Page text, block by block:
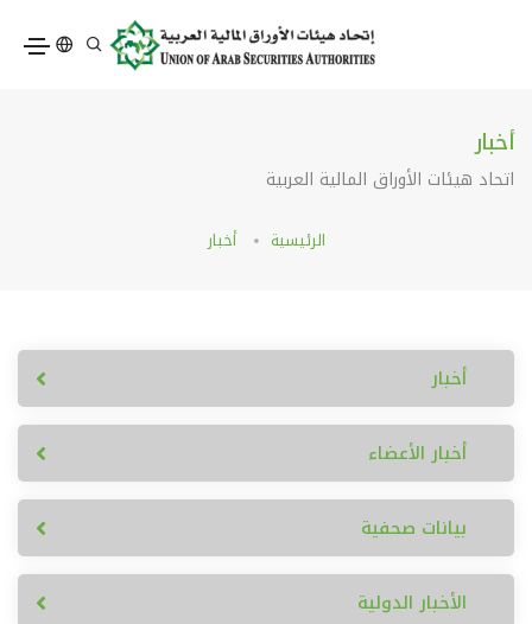
أخبار
اتحاد هيئات الأوراق المالية العربية
الرئيسية أخبار
أخبار
أخبار الأعضاء
بيانات صحفية
الأخبار الدولية